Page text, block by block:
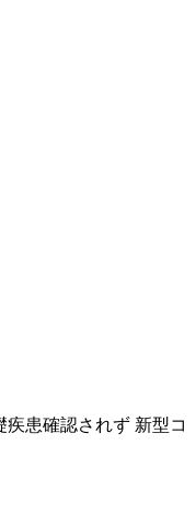
疾患確認されず 新型コ